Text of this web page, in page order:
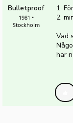
Bulletproof
1981 •
Stockholm
1.
2.
Vad
har